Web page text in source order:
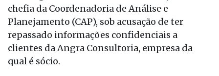
chefia da Coordenadoria de Análise e
Planejamento (CAP), sob acusação de ter
repassado informações confidenciais a
clientes da Angra Consultoria, empresa da
qual é sócio.